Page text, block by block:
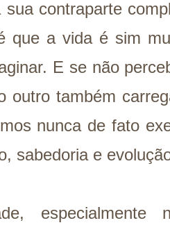
sua contraparte
que a vida é sim
E se não
outro também
nunca de fato
sabedoria e